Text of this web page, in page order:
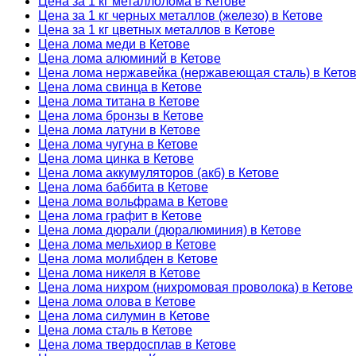
Цена за 1 кг черных металлов (железо) в Кетове
Цена за 1 кг цветных металлов в Кетове
Цена лома меди в Кетове
Цена лома алюминий в Кетове
Цена лома нержавейка (нержавеющая сталь) в
Цена лома свинца в Кетове
Цена лома титана в Кетове
Цена лома бронзы в Кетове
Цена лома латуни в Кетове
Цена лома чугуна в Кетове
Цена лома цинка в Кетове
Цена лома аккумуляторов (акб) в Кетове
Цена лома баббита в Кетове
Цена лома вольфрама в Кетове
Цена лома графит в Кетове
Цена лома дюрали (дюралюминия) в Кетове
Цена лома мельхиор в Кетове
Цена лома молибден в Кетове
Цена лома никеля в Кетове
Цена лома нихром (нихромовая проволока) в Кетове
Цена лома олова в Кетове
Цена лома силумин в Кетове
Цена лома сталь в Кетове
Цена лома твердосплав в Кетове